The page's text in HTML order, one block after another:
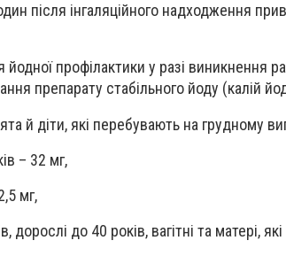
після інгаляційного надходження
профілактики у разі виникнення
препарату стабільного йоду (калій
й діти, які перебувають на грудному
– 32 мг,
мг,
дорослі до 40 років, вагітні та матері,